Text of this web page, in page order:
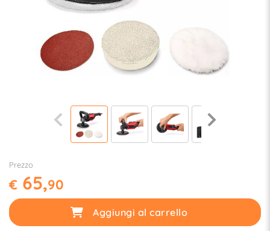
Prezzo
€ 65,90
Aggiungi al carrello